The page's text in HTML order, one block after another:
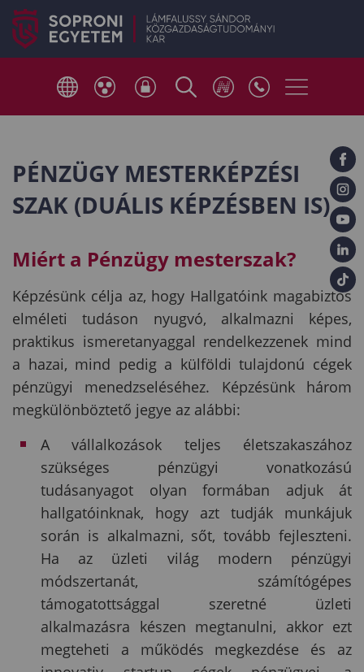
PÉNZÜGY MESTERKÉPZÉSI
SZAK (DUÁLIS KÉPZÉSBEN IS)
Miért a Pénzügy mesterszak?
Képzésünk célja az, hogy Hallgatóink magabiztos
elméleti tudáson nyugvó, alkalmazni képes,
praktikus ismeretanyaggal rendelkezzenek mind
a hazai, mind pedig a külföldi tulajdonú cégek
pénzügyi menedzseléséhez. Képzésünk három
megkülönböztető jegye az alábbi:
A vállalkozások teljes életszakaszához
szükséges pénzügyi vonatkozású
tudásanyagot olyan formában adjuk át
hallgatóinknak, hogy azt tudják munkájuk
során is alkalmazni, sőt, tovább fejleszteni.
Ha az üzleti világ modern pénzügyi
módszertanát, számítógépes
támogatottsággal szeretné üzleti
alkalmazásra készen megtanulni, akkor ezt
megteheti a működés megkezdése és az